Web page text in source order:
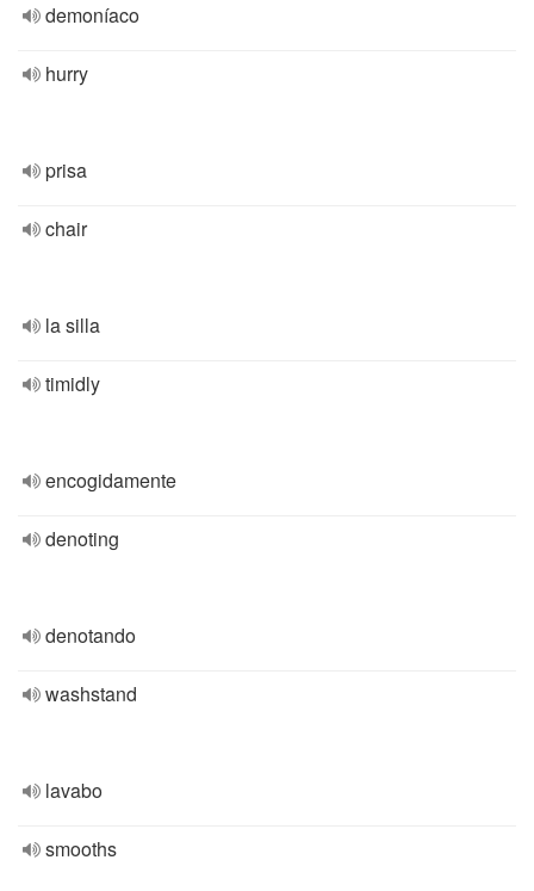
demoníaco
hurry
prisa
chair
la silla
timidly
encogidamente
denoting
denotando
washstand
lavabo
smooths